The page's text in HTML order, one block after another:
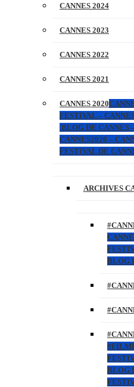
CANNES 2024
CANNES 2023
CANNES 2022
CANNES 2021
CANNES 2020
FESTIVAL –
BLOG DE CANNES
CANNES2020 –
FESTIVAL DE
ARCHIVES
BLOG
BLOG